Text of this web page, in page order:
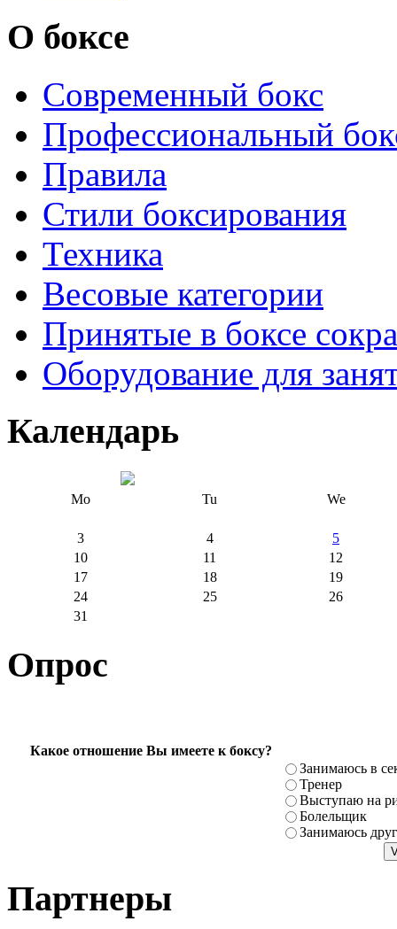
О боксе
Современный бокс
Профессиональный
Правила
Стили боксирования
Техника
Весовые категории
Принятые в боксе
Оборудование для
Календарь
Mo Tu We
3 4
5
10
11
12
17
18
19
24
25
26
31
Опрос
Какое отношение Вы имеете к боксу?
Занимаюсь в
Тренер
Выступаю на
Болельщик
Занимаюсь
Партнеры